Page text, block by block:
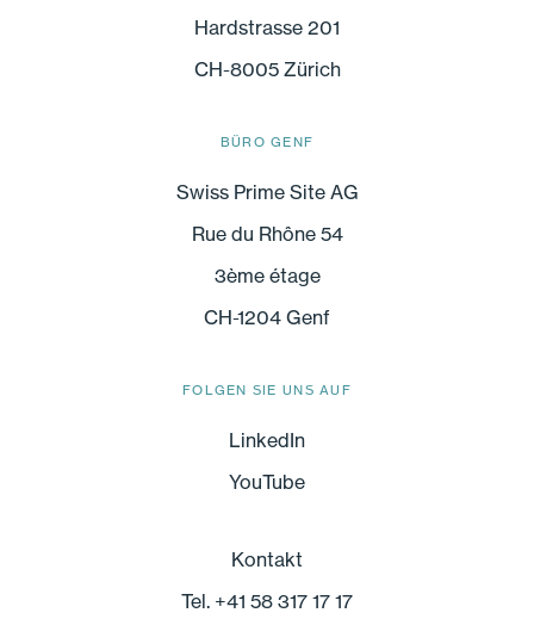
Hardstrasse 201
CH-8005 Zürich
BÜRO GENF
Swiss Prime Site AG
Rue du Rhône 54
3ème étage
CH-1204 Genf
FOLGEN SIE UNS AUF
LinkedIn
YouTube
Kontakt
Tel. +41 58 317 17 17